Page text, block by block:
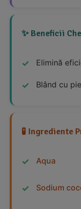
✨ Beneficii
Elimină
Blând cu
🧪 Ingrediente
Aqua
Sodium